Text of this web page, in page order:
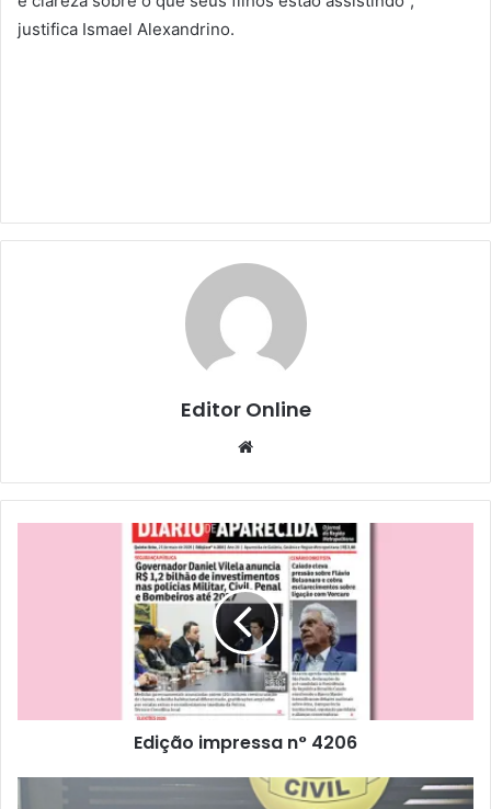
justifica Ismael Alexandrino.
Editor Online
Edição impressa n° 4206